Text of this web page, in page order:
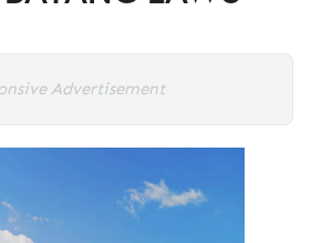
Advertisement